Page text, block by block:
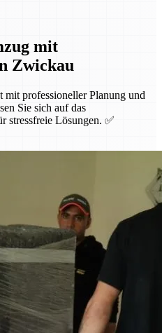
mit
Zwickau
professioneller Planung und
Sie sich auf das
stressfreie Lösungen. ✅